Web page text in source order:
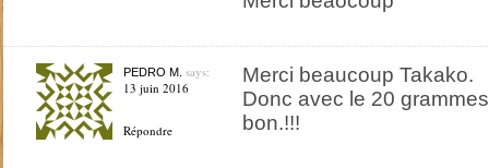
PEDRO M. says:
13 juin 2016
Répondre
Merci beaucoup Takako.
Donc avec le 20
bon.!!!